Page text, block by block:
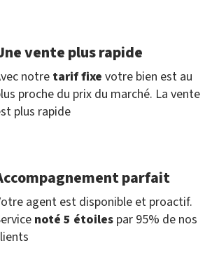
vente plus rapide
notre tarif fixe votre bien est au
proche du prix du marché. La vente
plus rapide
parfait
agent est disponible et proactif.
noté 5 étoiles par 95% de nos